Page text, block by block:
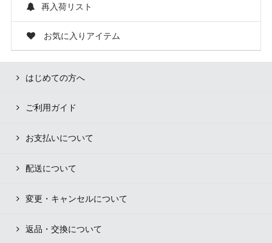
再入荷リスト
お気に入りアイテム
はじめての方へ
ご利用ガイド
お支払いについて
配送について
変更・キャンセルについて
返品・交換について